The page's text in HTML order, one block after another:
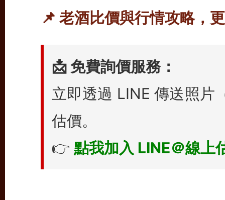
📌 老酒比價與行情攻略，
📩 免費詢價服務：
立即透過 LINE 傳送照片
估價。
👉 點我加入 LINE＠線上